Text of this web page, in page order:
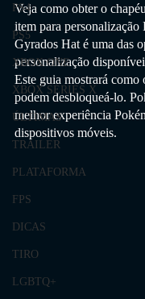
PS4
PS5
XBOX ONE
XBOX SERIES X
ÚLTIMAS
TRAILER
PLATAFORMA
FPS
DICAS
TIRO
LGBTQ+
Veja como obter o
item para
Gyrados Hat é uma das
personalização
Este guia mostrará como
podem desbloqueá-lo.
melhor experiência
dispositivos móveis.